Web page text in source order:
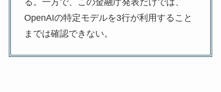
る。一方で、この金融庁発表だけでは、
OpenAIの特定モデルを3行が利用すること
までは確認できない。